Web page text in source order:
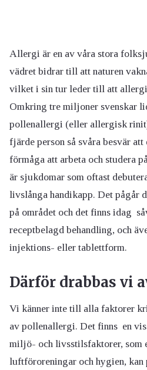
Allergi är en av våra stora
vädret bidrar till att naturen
vilket i sin tur leder till att
Omkring tre miljoner svenskar
pollenallergi (eller allergisk
fjärde person så svåra besvär
förmåga att arbeta och studera
är sjukdomar som oftast
livslånga handikapp. Det pågår
på området och det finns idag
receptbelagd behandling, och
injektions- eller tablettform.
Därför drabbas vi
Vi känner inte till alla faktorer
av pollenallergi. Det finns en
miljö- och livsstilsfaktorer, som
luftföroreningar och hygien,